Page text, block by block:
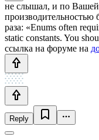
не слышал, и по Вашей
производительностью
раза: «Enums often
static constants. You
ссылка на форуме на
Reply